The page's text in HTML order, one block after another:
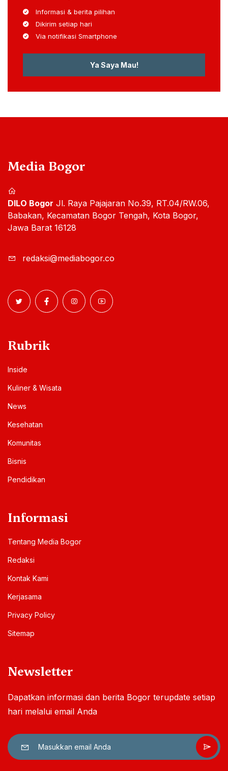
Informasi & berita pilihan
Dikirim setiap hari
Via notifikasi Smartphone
Ya Saya Mau!
Media Bogor
DILO Bogor Jl. Raya Pajajaran No.39, RT.04/RW.06,
Babakan, Kecamatan Bogor Tengah, Kota Bogor,
Jawa Barat 16128
redaksi@mediabogor.co
Rubrik
Inside
Kuliner & Wisata
News
Kesehatan
Komunitas
Bisnis
Pendidikan
Informasi
Tentang Media Bogor
Redaksi
Kontak Kami
Kerjasama
Privacy Policy
Sitemap
Newsletter
Dapatkan informasi dan berita Bogor terupdate setiap
hari melalui email Anda